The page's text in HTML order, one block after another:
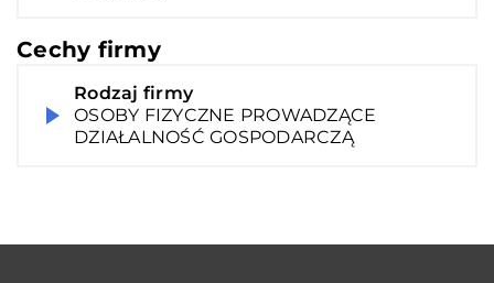
Cechy firmy
Rodzaj firmy
OSOBY FIZYCZNE PROWADZĄCE
DZIAŁALNOŚĆ GOSPODARCZĄ